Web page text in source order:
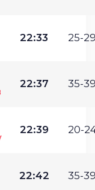
22:33 25-
22:37 35-
22:39 20-
22:42 35-